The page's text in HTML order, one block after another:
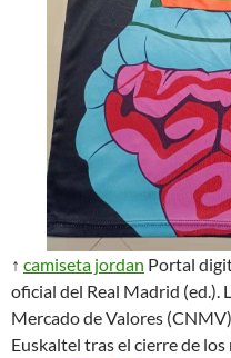
↑ camiseta jordan Portal
oficial del Real Madrid (ed.).
Mercado de Valores
Euskaltel tras el cierre de